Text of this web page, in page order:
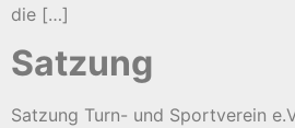
die […]
Satzung
Satzung Turn- und Sportverein